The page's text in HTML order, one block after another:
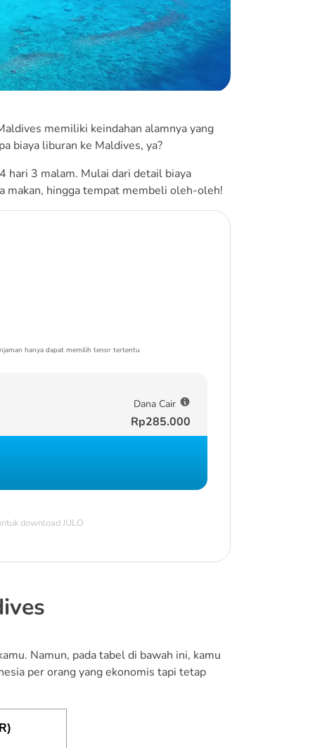
memiliki keindahan alamnya yang
biaya liburan ke Maldives, ya?
hari 3 malam. Mulai dari detail biaya
makan, hingga tempat membeli oleh-oleh!
hanya dapat memilih tenor tertentu
Dana Cair
Rp285.000
download JULO
Namun, pada tabel di bawah ini, kamu
per orang yang ekonomis tapi tetap